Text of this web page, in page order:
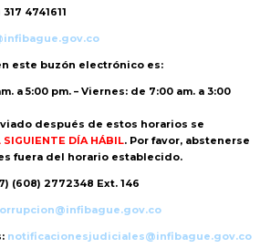
317 4741611
este buzón electrónico es:
a 5:00 pm. – Viernes: de 7:00 am. a 3:00
después de estos horarios se
SIGUIENTE DÍA HÁBIL. Por favor, abstenerse
fuera del horario establecido.
(608) 2772348 Ext. 146
notificacionesjudiciales@infibague.gov.co